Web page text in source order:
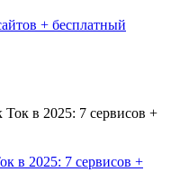
+ бесплатный
в 2025: 7 сервисов +